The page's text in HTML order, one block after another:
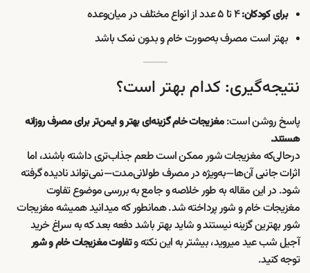
برای کودکان:۴ تا ۵ عدد از انواع مختلف در میان‌وعده
بهتر است مصرف به‌صورت خام و بدون نمک باشد
نتیجه‌گیری: کدام بهتر است؟
پاسخ روشن است:مغزیجات خام گزینه‌ای بهتر و ایمن‌تر برای مصرف روزانه
هستند.
درحالی‌که مغزیجات شور ممکن است طعم جذاب‌تری داشته باشند، اما
اثرات جانبی آن‌ها—به‌ویژه در مصرف طولانی‌مدت—نمی‌تواند نادیده گرفته
شود. در این مقاله به طور خلاصه و جامع به بررسی موضوع تفاوت
مغزیجات خام و شور پرداخته شد. همانطور که میدانید همیشه مغزیجات
شور بهترین گزینه نیستند و شاید بهتر باشد دفعه بعد که به سراغ خرید
آجیل شب عید میروید، بیشتر به این نکته وتفاوت مغزیجات خام و شور
توجه کنید.